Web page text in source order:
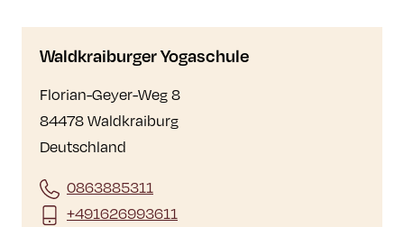
Waldkraiburger Yogaschule
Florian-Geyer-Weg 8
84478 Waldkraiburg
Deutschland
0863885311
+491626993611